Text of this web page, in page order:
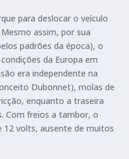
para deslocar o veículo
assim, por sua
padrões da época), o
da Europa em
era independente na
Dubonnet), molas de
enquanto a traseira
Com freios a tambor, o
volts, ausente de muitos